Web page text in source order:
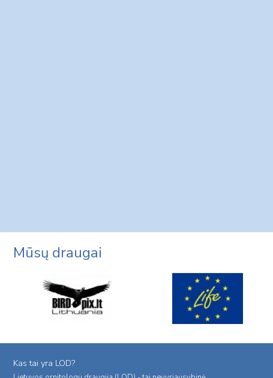
Mūsų draugai
Kas tai yra LOD?